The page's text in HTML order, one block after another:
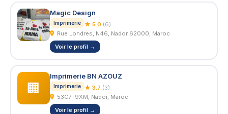
Magic Design
Imprimerie ★ 5.0 (6)
Rue Londres, N46, Nador 62000, Maroc
Voir le profil →
🏢
Imprimerie BN AZOUZ
Imprimerie ★ 3.7 (3)
53C7+9XM, Nador, Maroc
Voir le profil →